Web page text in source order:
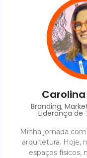
Branding,
Liderança de
Minha jornada
arquitetura. Hoje,
espaços físicos,